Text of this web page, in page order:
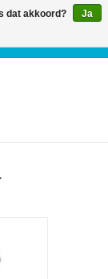
dat akkoord?
Ja